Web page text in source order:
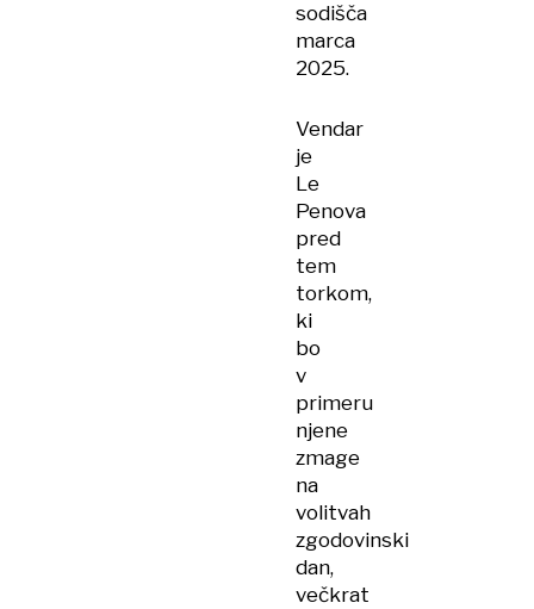
sodišča
marca
2025.
Vendar
je
Le
Penova
pred
tem
torkom,
ki
bo
v
primeru
njene
zmage
na
volitvah
zgodovinski
dan,
večkrat